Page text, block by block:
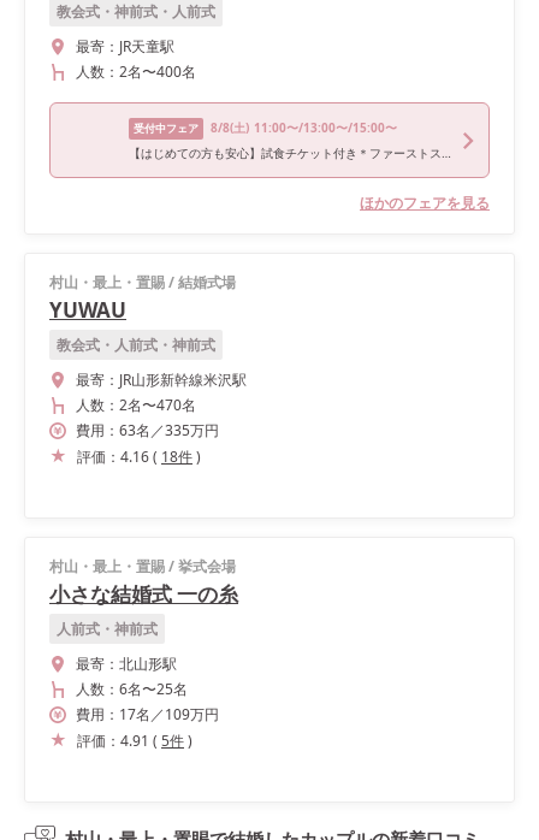
教会式・神前式・人前式
最寄： JR天童駅
人数： 2名〜400名
受付中フェア 8/8(土) 11:00〜/13:00〜/15:00〜
【はじめての方も安心】試食チケット付き＊ファーストステップウエディング相談会
ほかのフェアを見る
村山・最上・置賜/結婚式場
YUWAU
教会式・人前式・神前式
最寄： JR山形新幹線米沢駅
人数： 2名〜470名
費用： 63名 ／335万円
評価： 4.16( 18件)
村山・最上・置賜/挙式会場
小さな結婚式 一の糸
人前式・神前式
最寄： 北山形駅
人数： 6名〜25名
費用： 17名 ／109万円
評価： 4.91 ( 5件)